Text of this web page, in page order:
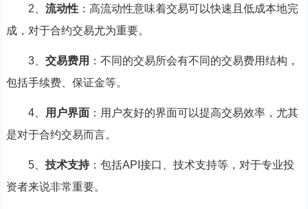
2、 流动性：高流动性意味着交易可以快速且低成本地完
成，对于合约交易尤为重要。
3、 交易费用 ：不同的交易所会有不同的交易费用结构，
包括手续费、保证金等。
4、 用户界面：用户友好的界面可以提高交易效率，尤其
是对于合约交易而言。
5、 技术支持：包括API接口、技术支持等，对于专业投
资者来说非常重要。